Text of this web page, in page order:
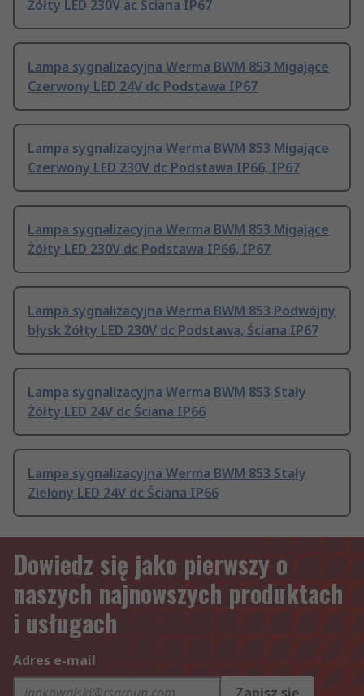
Żółty LED 230V ac Ściana IP67
Lampa sygnalizacyjna Werma BWM 853 Migające
Czerwony LED 24V dc Podstawa IP67
Lampa sygnalizacyjna Werma BWM 853 Migające
Czerwony LED 230V dc Podstawa IP66, IP67
Lampa sygnalizacyjna Werma BWM 853 Migające
Żółty LED 230V dc Podstawa IP66, IP67
Lampa sygnalizacyjna Werma BWM 853 Podwójny
błysk Żółty LED 230V dc Podstawa, Ściana IP67
Lampa sygnalizacyjna Werma BWM 853 Stały
Żółty LED 24V dc Ściana IP66
Lampa sygnalizacyjna Werma BWM 853 Stały
Zielony LED 24V dc Ściana IP66
Dowiedz się jako pierwszy o
naszych najnowszych produktach
i usługach
Adres e-mail